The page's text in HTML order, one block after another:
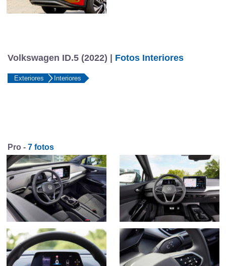
Volkswagen ID.5 (2022) | Fotos Interiores
Exteriores Interiores
Pro - 7 fotos